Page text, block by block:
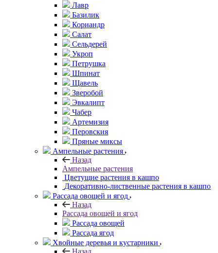
Лавр
Базилик
Кориандр
Салат
Сельдерей
Укроп
Петрушка
Шпинат
Щавель
Зверобой
Эвкалипт
Чабер
Артемизия
Перовския
Пряные миксы
Ампельные растения
Назад
Ампельные растения
Цветущие растения в кашпо
Декоративно-лиственные растения в кашпо
Рассада овощей и ягод
Назад
Рассада овощей и ягод
Рассада овощей
Рассада ягод
Хвойные деревья и кустарники
Назад